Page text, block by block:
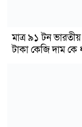
মাত্র ৯১ টন
টাকা কেজি দাম কে